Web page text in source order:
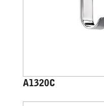
A1320C